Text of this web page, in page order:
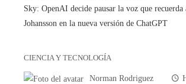
Sky: OpenAI decide pausar la voz que recuerda
Johansson en la nueva versión de ChatGPT
CIENCIA Y TECNOLOGÍA
Norman Rodriguez